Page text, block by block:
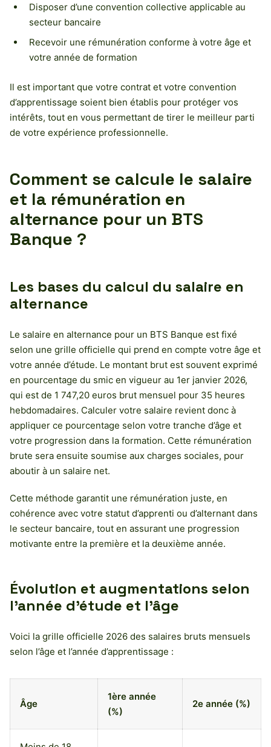
Disposer d’une convention collective applicable au
secteur bancaire
Recevoir une rémunération conforme à votre âge et
votre année de formation
Il est important que votre contrat et votre convention
d’apprentissage soient bien établis pour protéger vos
intérêts, tout en vous permettant de tirer le meilleur parti
de votre expérience professionnelle.
Comment se calcule le salaire
et la rémunération en
alternance pour un BTS
Banque ?
Les bases du calcul du salaire en
alternance
Le salaire en alternance pour un BTS Banque est fixé
selon une grille officielle qui prend en compte votre âge et
votre année d’étude. Le montant brut est souvent exprimé
en pourcentage du smic en vigueur au 1er janvier 2026,
qui est de 1 747,20 euros brut mensuel pour 35 heures
hebdomadaires. Calculer votre salaire revient donc à
appliquer ce pourcentage selon votre tranche d’âge et
votre progression dans la formation. Cette rémunération
brute sera ensuite soumise aux charges sociales, pour
aboutir à un salaire net.
Cette méthode garantit une rémunération juste, en
cohérence avec votre statut d’apprenti ou d’alternant dans
le secteur bancaire, tout en assurant une progression
motivante entre la première et la deuxième année.
Évolution et augmentations selon
l’année d’étude et l’âge
Voici la grille officielle 2026 des salaires bruts mensuels
selon l’âge et l’année d’apprentissage :
Âge
1ère année
(%)
2e année (%)